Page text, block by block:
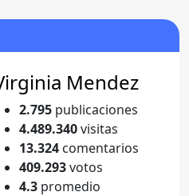
Mendez
2.795 publicaciones
4.489.340visitas
13.324 comentarios
409.293votos
4.3 promedio